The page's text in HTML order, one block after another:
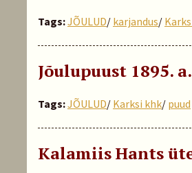
Tags:JÕULUD/ karjandus/
Jõulupuust 1895.
Tags:JÕULUD/ Karksi khk/ puud
Kalamiis Hants